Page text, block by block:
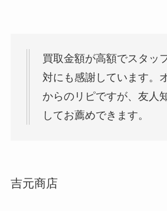
買取金額が高額でスタッ
対にも感謝しています。
からのリピですが、友人
してお薦めできます。
吉元商店